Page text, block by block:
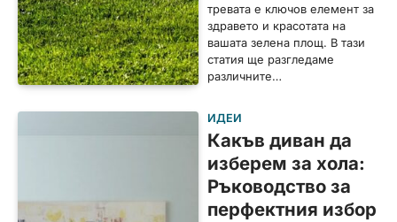
тревата е ключов елемент за
здравето и красотата на
вашата зелена площ. В тази
статия ще разгледаме
различните…
ИДЕИ
Какъв диван да
изберем за хола:
Ръководство за
перфектния избор